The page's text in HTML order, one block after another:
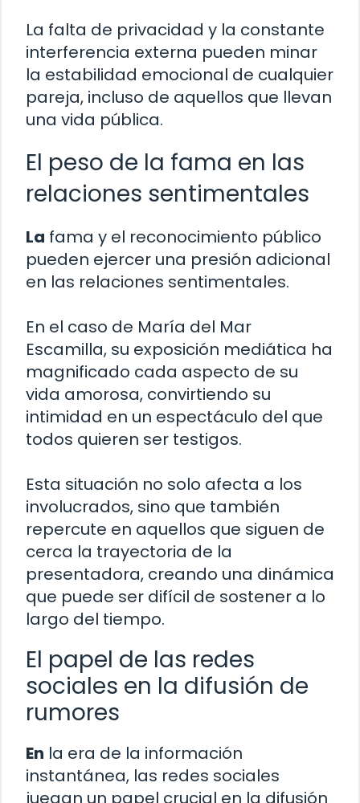
La falta de privacidad y la constante
interferencia externa pueden minar
la estabilidad emocional de cualquier
pareja, incluso de aquellos que llevan
una vida pública.
El peso de la fama en las
relaciones sentimentales
La fama y el reconocimiento público
pueden ejercer una presión adicional
en las relaciones sentimentales.
En el caso de María del Mar
Escamilla, su exposición mediática ha
magnificado cada aspecto de su
vida amorosa, convirtiendo su
intimidad en un espectáculo del que
todos quieren ser testigos.
Esta situación no solo afecta a los
involucrados, sino que también
repercute en aquellos que siguen de
cerca la trayectoria de la
presentadora, creando una dinámica
que puede ser difícil de sostener a lo
largo del tiempo.
El papel de las redes
sociales en la difusión de
rumores
En la era de la información
instantánea, las redes sociales
juegan un papel crucial en la difusión